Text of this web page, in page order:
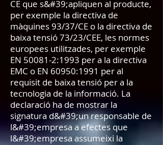
CE que s&#39;apliquen al producte,
per exemple la directiva de
màquines 93/37/CE o la directiva de
baixa tensió 73/23/CEE, les normes
europees utilitzades, per exemple
EN 50081-2:1993 per a la directiva
EMC o EN 60950:1991 per al
requisit de baixa tensió per a la
tecnologia de la informació. La
declaració ha de mostrar la
signatura d&#39;un responsable de
l&#39;empresa a efectes que
l&#39;empresa assumeixi la